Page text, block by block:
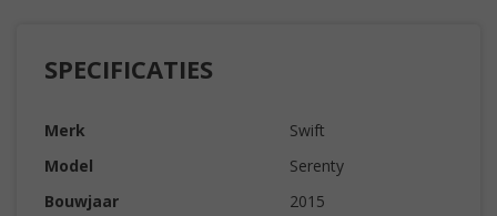
SPECIFICATIES
Merk
Swift
Model
Serenty
Bouwjaar
2015